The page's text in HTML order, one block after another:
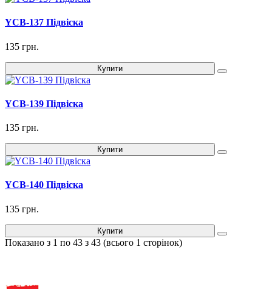
YCB-137 Підвіска
135 грн.
Купити
YCB-139 Підвіска
135 грн.
Купити
YCB-140 Підвіска
135 грн.
Купити
Показано з 1 по 43 з 43 (всього 1 сторінок)